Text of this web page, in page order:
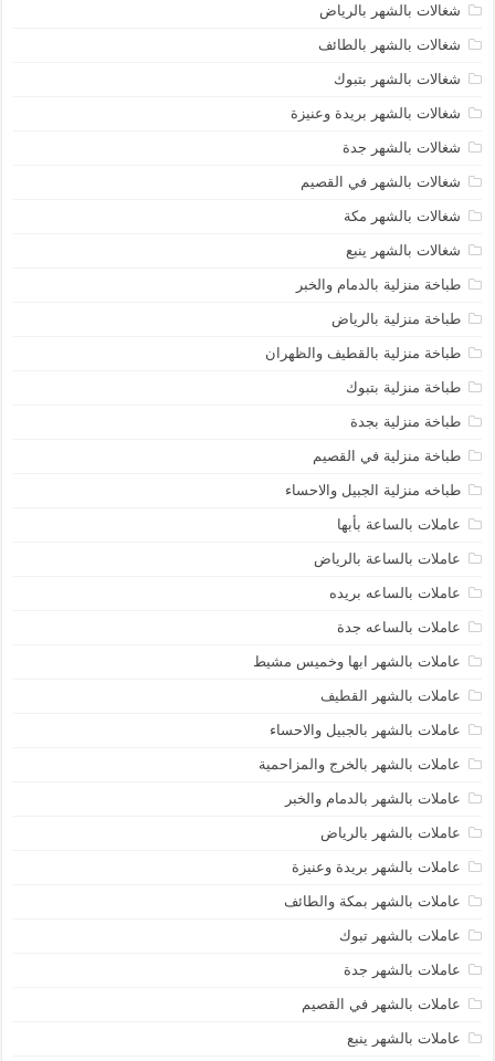
شغالات بالشهر بالرياض
شغالات بالشهر بالطائف
شغالات بالشهر بتبوك
شغالات بالشهر بريدة وعنيزة
شغالات بالشهر جدة
شغالات بالشهر في القصيم
شغالات بالشهر مكة
شغالات بالشهر ينبع
طباخة منزلية بالدمام والخبر
طباخة منزلية بالرياض
طباخة منزلية بالقطيف والظهران
طباخة منزلية بتبوك
طباخة منزلية بجدة
طباخة منزلية في القصيم
طباخه منزلية الجبيل والاحساء
عاملات بالساعة بأبها
عاملات بالساعة بالرياض
عاملات بالساعه بريده
عاملات بالساعه جدة
عاملات بالشهر ابها وخميس مشيط
عاملات بالشهر القطيف
عاملات بالشهر بالجبيل والاحساء
عاملات بالشهر بالخرج والمزاحمية
عاملات بالشهر بالدمام والخبر
عاملات بالشهر بالرياض
عاملات بالشهر بريدة وعنيزة
عاملات بالشهر بمكة والطائف
عاملات بالشهر تبوك
عاملات بالشهر جدة
عاملات بالشهر في القصيم
عاملات بالشهر ينبع